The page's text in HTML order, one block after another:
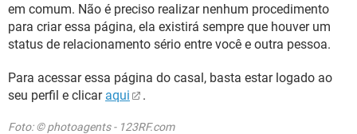
em comum. Não é preciso realizar nenhum procedimento
para criar essa página, ela existirá sempre que houver um
status de relacionamento sério entre você e outra pessoa.
Para acessar essa página do casal, basta estar logado ao
seu perfil e clicar aqui .
Foto: © photoagents - 123RF.com